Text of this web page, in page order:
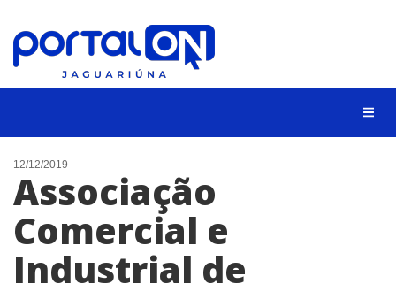
NOTÍCIAS
LISTA DIGITAL
CONTATO
ANUNCIE
12/12/2019
Associação
Comercial e
Industrial de